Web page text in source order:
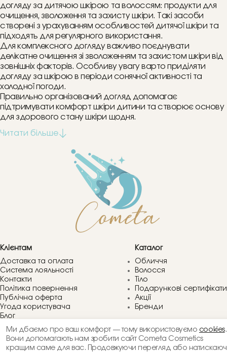
догляду за дитячою шкірою та волоссям: продукти для
очищення, зволоження та захисту шкіри. Такі засоби
створені з урахуванням особливостей дитячої шкіри та
підходять для регулярного використання.
Для комплексного догляду важливо поєднувати
делікатне очищення зі зволоженням та захистом шкіри від
зовнішніх факторів. Особливу увагу варто приділяти
догляду за шкірою в періоди сонячної активності та
холодної погоди.
Правильно організований догляд допомагає
підтримувати комфорт шкіри дитини та створює основу
для здорового стану шкіри щодня.
Клієнтам
Доставка та оплата
Система лояльності
Контакти
Політика повернення
Публічна оферта
Угода користувача
Блог
Питання та відповіді
Каталог
Обличчя
Волосся
Тіло
Подарункові сертифікати
Акції
Бренди
Компанія
Філософія Cometa Cosmetic
+38066 413 83 60
Ми дбаємо про ваш комфорт — тому використовуємо cookies.
Вони допомагають нам зробити сайт Cometa Cosmetics
кращим саме для вас. Продовжуючи перегляд або